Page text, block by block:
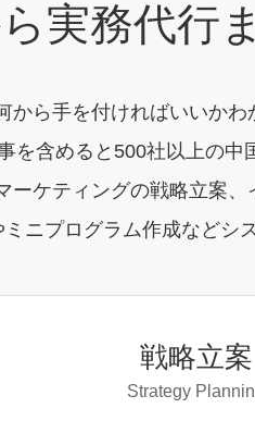
実務代行
ら手を付ければいいか
を含めると500社以上の中
ケティングの戦略立案
ニプログラム作成などシ
戦略立案
Strategy